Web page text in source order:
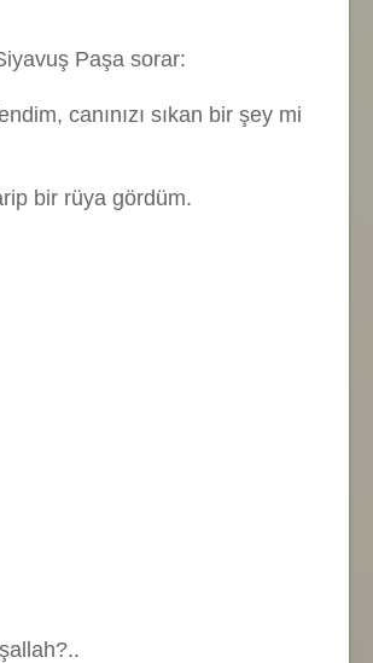
Paşa sorar:
canınızı sıkan bir şey mi
bir rüya gördüm.